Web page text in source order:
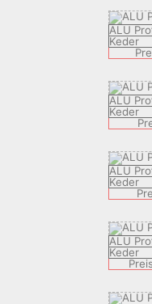
ALU
Keder
ALU
Keder
ALU
Keder
ALU
Keder
Preis